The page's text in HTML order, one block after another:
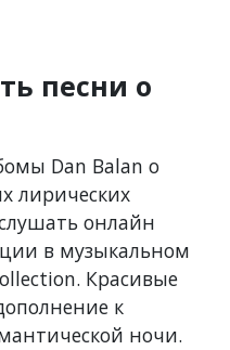
песни о
Dan Balan о
лирических
онлайн
в музыкальном
Красивые
к
ночи.